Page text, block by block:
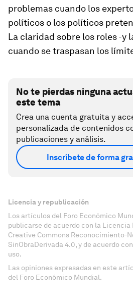
problemas cuando los
políticos o los políticos
La claridad sobre los roles -y
cuando se traspasan los
No te pierdas ninguna
este tema
Crea una cuenta gratuita y
personalizada de contenidos
publicaciones y análisis.
Inscríbete de forma
Licencia y republicación
Los artículos del Foro Económico
publicarse de acuerdo con la
Creative Commons Reconocimiento-
SinObraDerivada 4.0, y de acuerdo
uso.
Las opiniones expresadas en este
del Foro Económico Mundial.